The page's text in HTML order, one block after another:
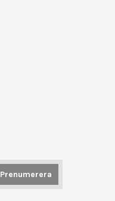
Prenumerera